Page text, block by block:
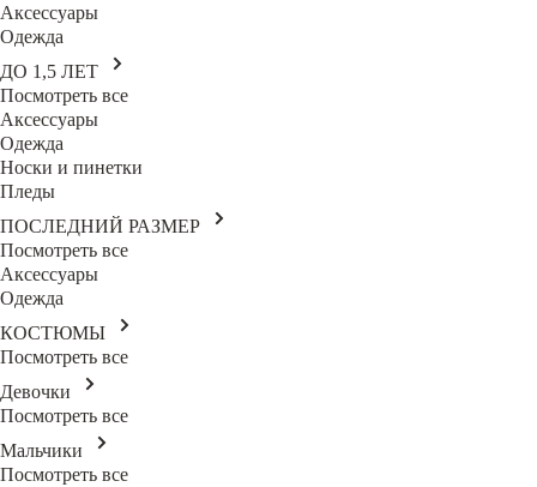
Аксессуары
Одежда
ДО 1,5 ЛЕТ
Посмотреть все
Аксессуары
Одежда
Носки и пинетки
Пледы
ПОСЛЕДНИЙ РАЗМЕР
Посмотреть все
Аксессуары
Одежда
КОСТЮМЫ
Посмотреть все
Девочки
Посмотреть все
Мальчики
Посмотреть все